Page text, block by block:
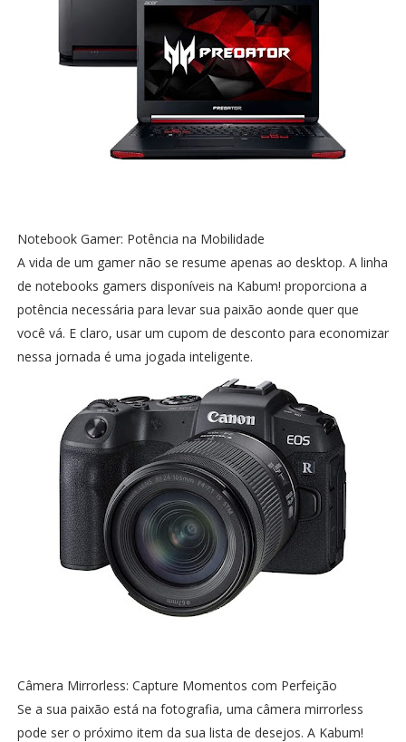
Notebook Gamer: Potência na Mobilidade
A vida de um gamer não se resume apenas ao desktop. A linha
de notebooks gamers disponíveis na Kabum! proporciona a
potência necessária para levar sua paixão aonde quer que
você vá. E claro, usar um cupom de desconto para economizar
nessa jornada é uma jogada inteligente.
Câmera Mirrorless: Capture Momentos com Perfeição
Se a sua paixão está na fotografia, uma câmera mirrorless
pode ser o próximo item da sua lista de desejos. A Kabum!